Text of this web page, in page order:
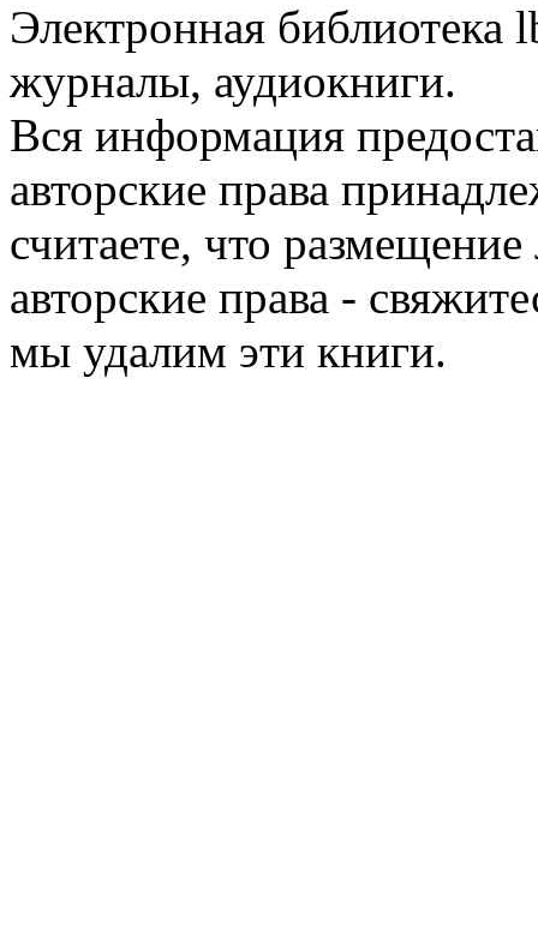
Электронная библиотека
журналы, аудиокниги.
Вся информация
авторские права
считаете, что
авторские права -
мы удалим эти книги.